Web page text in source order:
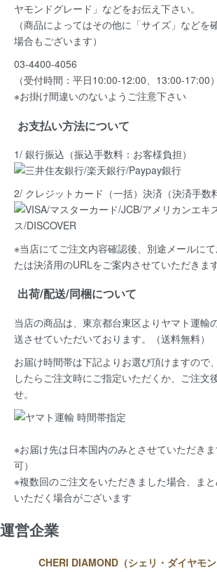
ヤモンドグレード」などをお伝え下さい。
（商品によってはその他に「サイズ」などを
場合もございます）
03-4400-4056
（受付時間：平日10:00-12:00、13:00-17:00）
※お掛け間違いのないようご注意下さい
お支払い方法について
1/ 銀行振込（振込手数料：お客様負担）
2/ クレジットカード（一括）決済 （決済手数
※当店にてご注文内容確認後、別途メールに
たは決済用のURLをご案内させていただきま
出荷/配送/同梱について
当店の商品は、 東京都台東区よりヤマト運輸
送させていただいております。（送料無料）
お届け時間帯は下記よりお選び頂けますので
したらご注文時にご指定いただくか、ご注文
せ。
※お届け先は日本国内のみとさせていただき
可）
※複数回のご注文をいただきました場合、ま
いただく場合がございます
運営企業
CHERI DIAMOND（シェリ・ダイヤモン